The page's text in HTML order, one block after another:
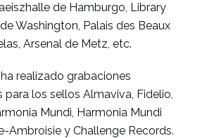
de Hamburgo, Library
Washington, Palais des Beaux
Arsenal de Metz, etc.
realizado grabaciones
para los sellos Almaviva, Fidelio,
Mundi, Harmonia Mundi
Ambroisie y Challenge Records.